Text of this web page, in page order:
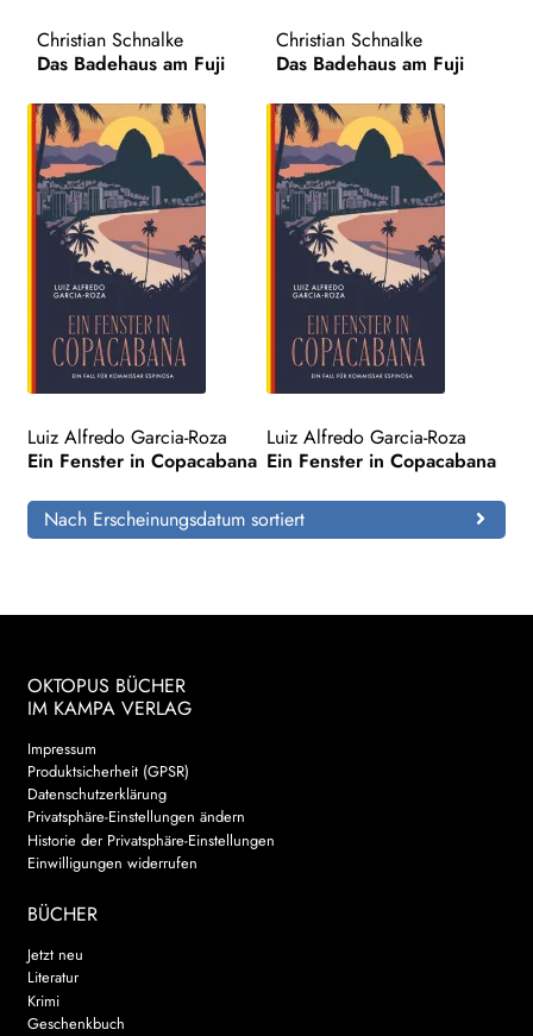
Christian Schnalke
Das Badehaus am Fuji
Christian Schnalke
Das Badehaus am Fuji
Luiz Alfredo Garcia-Roza
Ein Fenster in Copacabana
Luiz Alfredo Garcia-Roza
Ein Fenster in Copacabana
Nach Erscheinungsdatum sortiert
OKTOPUS BÜCHER
IM KAMPA VERLAG
Impressum
Produktsicherheit (GPSR)
Datenschutzerklärung
Privatsphäre-Einstellungen ändern
Historie der Privatsphäre-Einstellungen
Einwilligungen widerrufen
BÜCHER
Jetzt neu
Literatur
Krimi
Geschenkbuch